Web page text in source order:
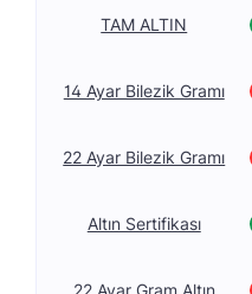
TAM ALTIN
14 Ayar Bilezik Gramı
22 Ayar Bilezik Gramı
Altın Sertifikası
22 Ayar Gram Altın